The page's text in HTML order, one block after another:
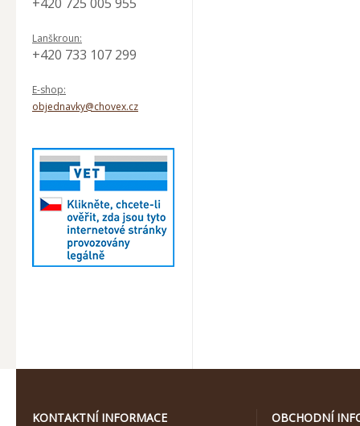
Lanškroun:
+420 733 107 299
E-shop:
objednavky@chovex.cz
KONTAKTNÍ INFORMACE OBCHODNÍ